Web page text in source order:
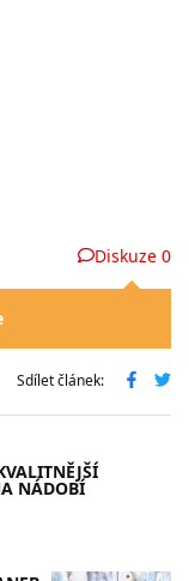
Diskuze 0
Sdílet článek:
NÁDOBÍ